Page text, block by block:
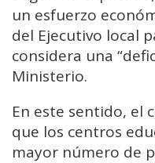
un esfuerzo
del Ejecutivo local
considera una
Ministerio.
En este sentido, el
que los centros
mayor número de